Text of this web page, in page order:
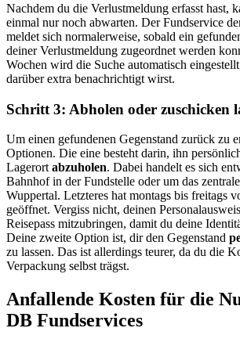
Nachdem du die Verlustmeldung erfasst hast,
einmal nur noch abwarten. Der Fundservice
meldet sich normalerweise, sobald ein
deiner Verlustmeldung zugeordnet werden
Wochen wird die Suche automatisch
darüber extra benachrichtigt wirst.
Schritt 3: Abholen oder zuschicken
Um einen gefundenen Gegenstand zurück zu
Optionen. Die eine besteht darin, ihn
Lagerort abzuholen. Dabei handelt es sich
Bahnhof in der Fundstelle oder um das
Wuppertal. Letzteres hat montags bis freitags
geöffnet. Vergiss nicht, deinen
Reisepass mitzubringen, damit du deine
Deine zweite Option ist, dir den Gegenstand
zu lassen. Das ist allerdings teurer, da du die
Verpackung selbst trägst.
Anfallende Kosten für die
DB Fundservices